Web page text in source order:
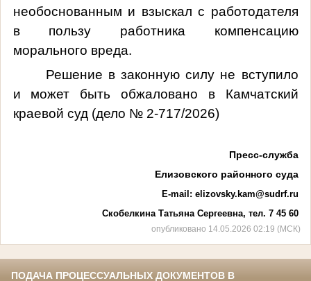
необоснованным и взыскал с работодателя
в пользу работника компенсацию
морального вреда.
Решение в законную силу не вступило
и может быть обжаловано в Камчатский
краевой суд (дело № 2-717/2026)
Пресс-служба
Елизовского районного суда
E-mail: elizovsky.kam@sudrf.ru
Скобелкина Татьяна Сергеевна, тел. 7 45 60
опубликовано 14.05.2026 02:19 (МСК)
ПОДАЧА ПРОЦЕССУАЛЬНЫХ ДОКУМЕНТОВ В